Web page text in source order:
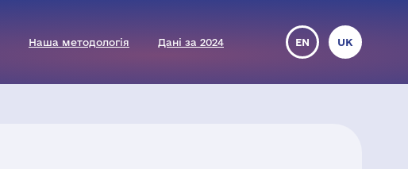
Наша методологія Дані за 2024 EN UK